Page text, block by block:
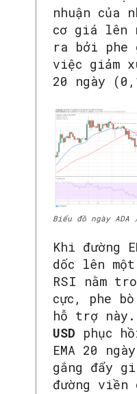
nhuận của
cơ giá lên
ra bởi phe
việc giảm
20 ngày
Biểu đồ ngày ADA
Khi đường
dốc lên
RSI nằm
cực, phe
hỗ trợ này.
USD phục
EMA 20
gắng đẩy
đường viền